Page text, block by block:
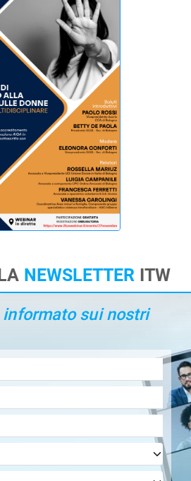
NEWSLETTER ITW
sui nostri